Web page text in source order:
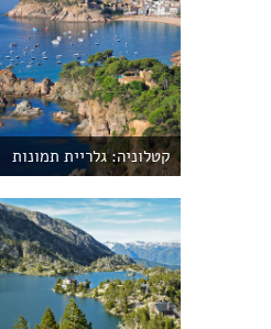
קטלוניה: גלריית תמונות